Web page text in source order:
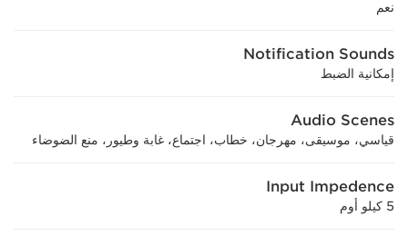
نعم
Notification Sounds
إمكانية الضبط
Audio Scenes
قياسي، موسيقى، مهرجان، خطاب، اجتماع، غابة وطيور، منع الضوضاء
Input Impedence
5 كيلو أوم